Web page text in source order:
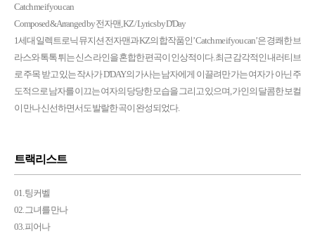
Catch me if you can
Composed & Arranged by 전자맨, KZ / Lyrics by D'Day
1세대 일렉트로닉 뮤지션 전자맨과 KZ의 합작품인’ Catch me if you can’은 경쾌한 브
라스와 톡톡 튀는 신스 라인을 혼합한 편곡이 인상적이다. 최근 감각적인 내러티브
로 주목 받고 있는 작사가 D'DAY의 가사는 남자에게 이끌려만 가는 여자가 아닌 주
도적으로 남자를 이끄는 여자의 당당한 모습을 그리고 있으며, 가인의 달콤한 보컬
이 만나 신선하면서도 발랄한 곡이 완성되었다.
트랙리스트
01. 팅커벨
02. 그녀를 만나
03. 피어나